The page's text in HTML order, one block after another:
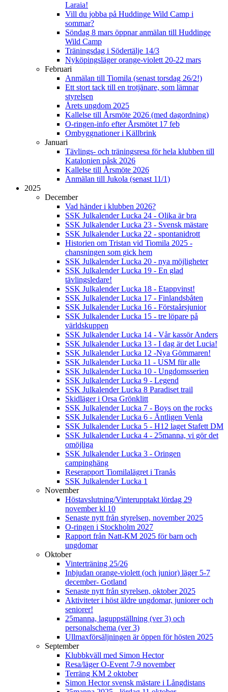
Laraia!
Vill du jobba på Huddinge Wild Camp i
sommar?
Söndag 8 mars öppnar anmälan till Huddinge
Wild Camp
Träningsdag i Södertälje 14/3
Nyköpingsläger orange-violett 20-22 mars
Februari
Anmälan till Tiomila (senast torsdag 26/2!)
Ett stort tack till en trotjänare, som lämnar
styrelsen
Årets ungdom 2025
Kallelse till Årsmöte 2026 (med dagordning)
O-ringen-info efter Årsmötet 17 feb
Ombyggnationer i Källbrink
Januari
Tävlings- och träningsresa för hela klubben till
Katalonien påsk 2026
Kallelse till Årsmöte 2026
Anmälan till Jukola (senast 11/1)
2025
December
Vad händer i klubben 2026?
SSK Julkalender Lucka 24 - Olika är bra
SSK Julkalender Lucka 23 - Svensk mästare
SSK Julkalender Lucka 22 - spontanidrott
Historien om Tristan vid Tiomila 2025 -
chansningen som gick hem
SSK Julkalender Lucka 20 - nya möjligheter
SSK Julkalender Lucka 19 - En glad
tävlingsledare!
SSK Julkalender Lucka 18 - Etappvinst!
SSK Julkalender Lucka 17 - Finlandsbåten
SSK Julkalender Lucka 16 - Förstaårsjunior
SSK Julkalender Lucka 15 - tre löpare på
världskuppen
SSK Julkalender Lucka 14 - Vår kassör Anders
SSK Julkalender Lucka 13 - I dag är det Lucia!
SSK Julkalender Lucka 12 -Nya Gömmaren!
SSK Julkalender Lucka 11 - USM für alle
SSK Julkalender Lucka 10 - Ungdomsserien
SSK Julkalender Lucka 9 - Legend
SSK Julkalender Lucka 8 Paradiset trail
Skidläger i Orsa Grönklitt
SSK Julkalender Lucka 7 - Boys on the rocks
SSK Julkalender Lucka 6 - Äntligen Venla
SSK Julkalender Lucka 5 - H12 laget Stafett DM
SSK Julkalender Lucka 4 - 25manna, vi gör det
omöjliga
SSK Julkalender Lucka 3 - Oringen
campinghäng
Reserapport Tiomilalägret i Tranås
SSK Julkalender Lucka 1
November
Höstavslutning/Vinterupptakt lördag 29
november kl 10
Senaste nytt från styrelsen, november 2025
O-ringen i Stockholm 2027
Rapport från Natt-KM 2025 för barn och
ungdomar
Oktober
Vinterträning 25/26
Inbjudan orange-violett (och junior) läger 5-7
december- Gotland
Senaste nytt från styrelsen, oktober 2025
Aktiviteter i höst äldre ungdomar, juniorer och
seniorer!
25manna, laguppställning (ver 3) och
personalschema (ver 3)
Ullmaxförsäljningen är öppen för hösten 2025
September
Klubbkväll med Simon Hector
Resa/läger O-Event 7-9 november
Terräng KM 2 oktober
Simon Hector svensk mästare i Långdistans